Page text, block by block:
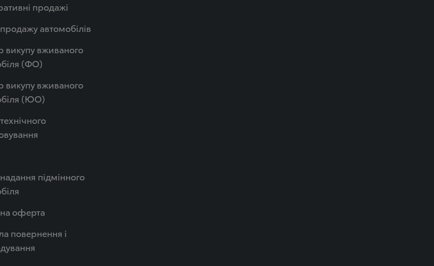
продажі
автомобілів
викупу вживаного
(ФО)
викупу вживаного
(ЮО)
підмінного
оферта
повернення і